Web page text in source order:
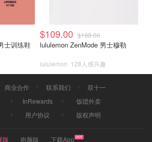
士训练鞋
$109.00 $198.00
lululemon ZenMode 男士穆勒
lululemon 128人感兴趣
商业合作 联系我们
双十一
InRewards
饭团外卖
用户协议 版权声明
版 电脑版 下载App